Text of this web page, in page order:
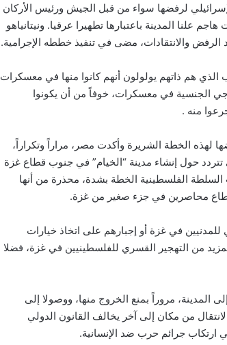
لرفضها سواء من قبل الجيش ورئيس الأركان
علنا المدينة باعتبارها تطهيرا عرقيا. ونيتانياهو
والانتقادات، مضى في تنفيذ خططه الإجرامية.
هم ذاتهم يولولون أنهم كانوا منها في معسكرات
الجنسية في معسكرات، خوفاً من أن يكونوا
منه .
لهذه الخطة الشريرة وأكدت مصر، مراراً وتكراراً،
حول إنشاء مدينة “الخيام” في جنوب قطاع غزة
الفلسطينية الخطة بشدة، محذرة من أنها
محاصرين في جزء صغير من غزة.
في غزة أو إجبارهم على اتخاذ خيارات
من التهجير القسري للفلسطينيين في غزة، فضلا
مروراً بمنع الخروج منها، ووصولا إلى
من مكان إلى آخر يخالف القانون الدولي
ارتكاب جرائم حرب ضد الإنسانية.